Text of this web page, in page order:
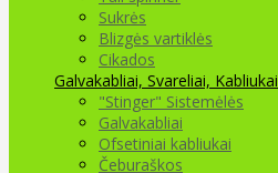
Sukrės
Blizgės vartiklės
Cikados
Galvakabliai, Svareliai, Kabliukai
"Stinger" Sistemėlės
Galvakabliai
Ofsetiniai kabliukai
Čeburaškos